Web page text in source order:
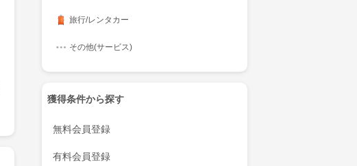
旅行/レンタカー
その他(サービス)
獲得条件から探す
無料会員登録
有料会員登録